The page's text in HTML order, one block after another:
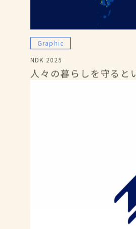
Graphic
NDK 2025
人々の暮らしを守ると